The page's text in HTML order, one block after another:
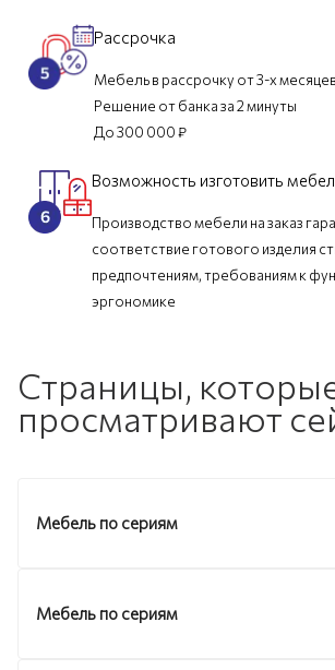
Рассрочка
Мебель в рассрочку от 3-х месяцев
Решение от банка за 2 минуты
До 300 000 ₽
Возможность изготовить
Производство мебели на заказ
соответствие готового изделия
предпочтениям, требованиям к
эргономике
Страницы,
просматривают
Мебель по сериям
Мебель по сериям